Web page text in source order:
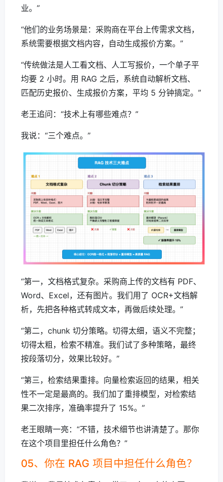
业。”
“他们的业务场景是：采购商在平台上传需求文档，
系统需要根据文档内容，自动生成报价方案。”
“传统做法是人工看文档、人工写报价，一个单子平
均要 2 小时。用 RAG 之后，系统自动解析文档、
匹配历史报价、生成报价方案，平均 5 分钟搞定。”
老王追问：“技术上有哪些难点？”
我说：“三个难点。”
“第一，文档格式复杂。采购商上传的文档有 PDF、
Word、Excel，还有图片。我们用了 OCR+文档解
析，先把各种格式转成文本，再做后续处理。”
“第二，chunk 切分策略。切得太细，语义不完整；
切得太粗，检索不精准。我们试了多种策略，最终
按段落切分，效果比较好。”
“第三，检索结果重排。向量检索返回的结果，相关
性不一定是最高的。我们加了重排模型，对检索结
果二次排序，准确率提升了 15%。”
老王眼睛一亮：“不错，技术细节也讲清楚了。那你
在这个项目里担任什么角色？”
05、你在 RAG 项目中担任什么角色？